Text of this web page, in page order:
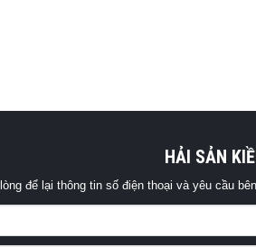
HẢI SẢN
để lại thông tin số điện thoại và yêu cầu